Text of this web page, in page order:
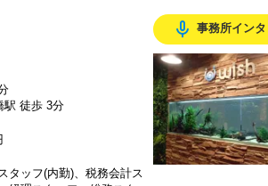
コツ＞を教えてくれますよ！
します！
資格手当を支給！
ンスの良い組織です。
ことを第一に考えています。
、大歓迎です！
好きな時間に取得できます。
ことができますよ！
たい！
駅 徒歩 3分
タッフ(内勤)、税務会計ス
mic_none 事務所イン